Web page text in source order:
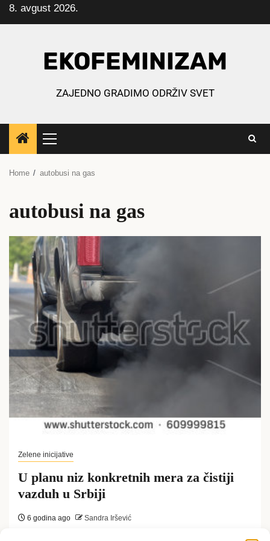
Skip
to
8. avgust 2026.
EKOFEMINIZAM
ZAJEDNO GRADIMO ODRŽIV SVET
Primary
Menu
Home autobusi na gas
autobusi na gas
Zelene inicijative
U planu niz konkretnih mera za čistiji
vazduh u Srbiji
6 godina ago Sandra Iršević